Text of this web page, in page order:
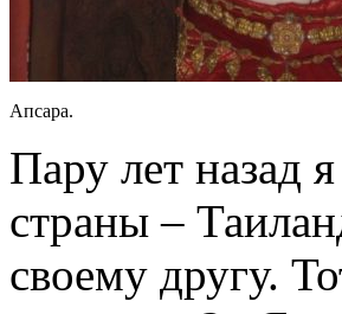
Апсара.
Пару лет назад
страны –
своему другу.